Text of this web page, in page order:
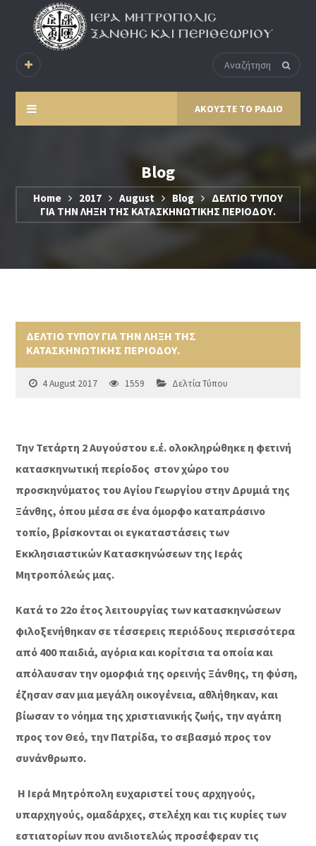
ΑΚΟΥΣΤΕ ΤΟ ΡΑΔΙΟ
Blog
Home 2017 August Blog
ΔΕΛΤΙΟ ΤΥΠΟΥ
ΓΙΑ ΤΗΝ ΛΗΞΗ ΤΗΣ ΚΑΤΑΣΚΗΝΩΤΙΚΗΣ ΠΕΡΙΟΔΟΥ.
ΔΕΛΤΙΟ ΤΥΠΟΥ ΓΙΑ ΤΗΝ ΛΗΞΗ ΤΗΣ
ΚΑΤΑΣΚΗΝΩΤΙΚΗΣ ΠΕΡΙΟΔΟΥ.
4 August 2017 1559 Δελτία Τύπου
Την Τετάρτη 2 Αυγούστου ε.έ. ολοκληρώθηκε η φετινή
κατασκηνωτική περίοδος στον χώρο του
προσκηνύματος του Αγίου Γεωργίου στην Δρυμιά της
Ξάνθης, όπου μέσα σε ένα όμορφο καταπράσινο
τοπίο, βρίσκονται οι εγκαταστάσεις των
Εκκλησιαστικών Κατασκηνώσεων της Ιεράς
Μητροπόλεώς μας.
Κατά το 22ο έτος λειτουργίας των κατασκηνώσεων
φιλοξενήθηκαν σε τέσσερεις περιόδους περισσότερα
από 400 παιδιά, αγόρια και κορίτσια τα οποία και
απόλαυσαν την ομορφιά της ορεινής Ξάνθης, τη φύση,
έζησαν σαν μια μεγάλη οικογένεια, αθλήθηκαν, και
βίωσαν το νόημα της χριστιανικής ζωής, την αγάπη
προς τον Θεό, την Πατρίδα, το σεβασμό προς τον
συνάνθρωπο.
Η Ιερά Μητρόπολη ευχαριστεί τους αρχηγούς,
υπαρχηγούς, ομαδάρχες, στελέχη και τις κυρίες των
εστιατορίων που ανιδιοτελώς προσέφεραν τις